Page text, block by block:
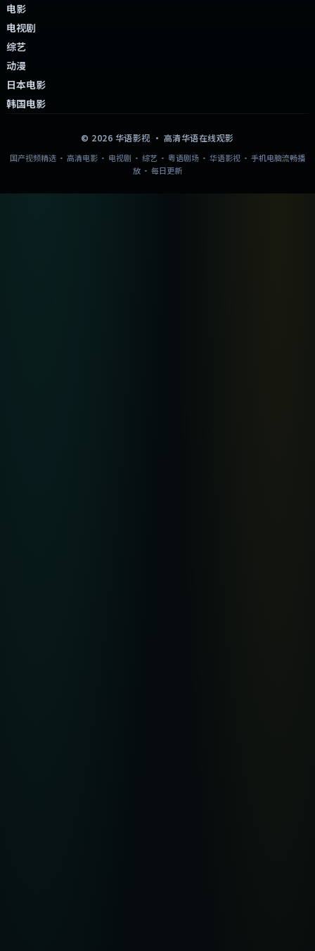
电影
电视剧
综艺
动漫
日本电影
韩国电影
© 2026 华语影视 · 高清华语在线观影
国产视频精选 · 高清电影 · 电视剧 · 综艺 · 粤语剧场 · 华语影视 · 手机电脑流畅播
放 · 每日更新